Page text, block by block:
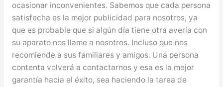
ocasionar inconvenientes. Sabemos que cada persona
satisfecha es la mejor publicidad para nosotros, ya
que es probable que si algún día tiene otra avería con
su aparato nos llame a nosotros. Incluso que nos
recomiende a sus familiares y amigos. Una persona
contenta volverá a contactarnos y esa es la mejor
garantía hacia el éxito, sea haciendo la tarea de